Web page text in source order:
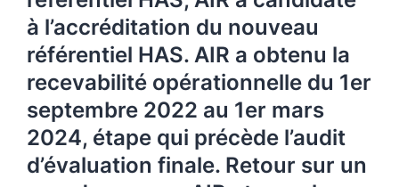
à l’accréditation du nouveau
référentiel HAS. AIR a obtenu la
recevabilité opérationnelle du 1er
septembre 2022 au 1er mars
2024, étape qui précède l’audit
d’évaluation finale. Retour sur un